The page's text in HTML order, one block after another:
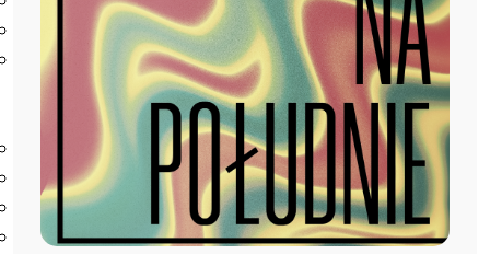
Olimpiada Literatury i Języka Polskiego
Olimpiada Literatury i Języka Polskiego dla Szkół
Podstawowych
Biblioteka
O bibliotece
Godziny otwarcia
Katalog
Nowości